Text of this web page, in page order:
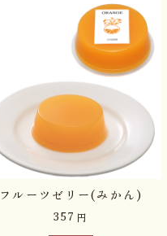
フルーツゼリー(みかん)
357 円